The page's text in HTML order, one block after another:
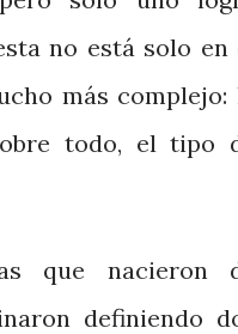
no está solo en
más complejo:
todo, el tipo
que nacieron
definiendo